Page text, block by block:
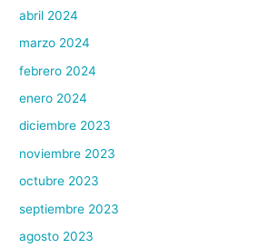
abril 2024
marzo 2024
febrero 2024
enero 2024
diciembre 2023
noviembre 2023
octubre 2023
septiembre 2023
agosto 2023